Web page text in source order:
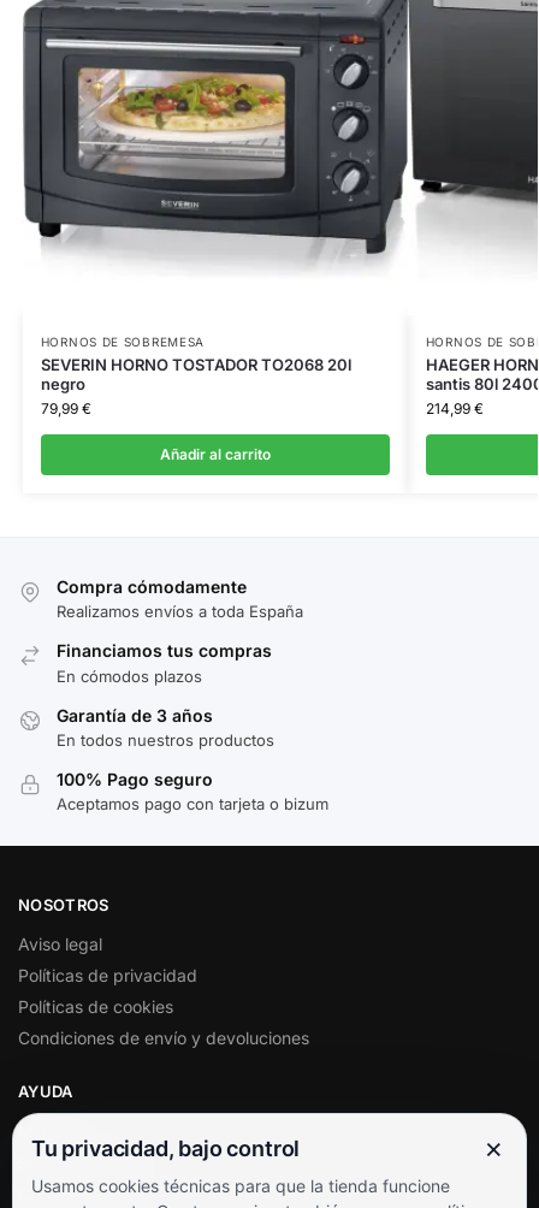
HORNOS DE SOBREMESA
SEVERIN HORNO TOSTADOR TO2068 20l
negro
79,99 €
Añadir al carrito
HORNOS DE
HAEGER
santis 80l
214,99 €
Compra cómodamente
Realizamos envíos a toda España
Financiamos tus compras
En cómodos plazos
Garantía de 3 años
En todos nuestros productos
100% Pago seguro
Aceptamos pago con tarjeta o bizum
NOSOTROS
Aviso legal
Políticas de privacidad
Políticas de cookies
Condiciones de envío y devoluciones
AYUDA
Soporte al cliente
Contacto
Tu privacidad, bajo control ×
Usamos cookies técnicas para que la tienda funcione